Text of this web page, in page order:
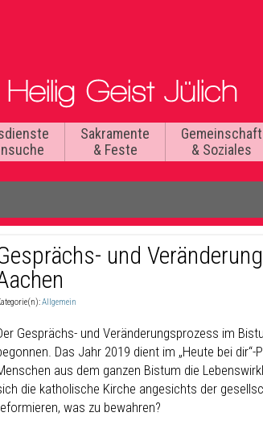
Sakramente
& Feste
Gemeinschaft
& Soziales
und
Allgemein
Gesprächs- und Veränderungsprozess im
Das Jahr 2019 dient im „Heute bei
aus dem ganzen Bistum die
die katholische Kirche angesichts der
was zu bewahren?